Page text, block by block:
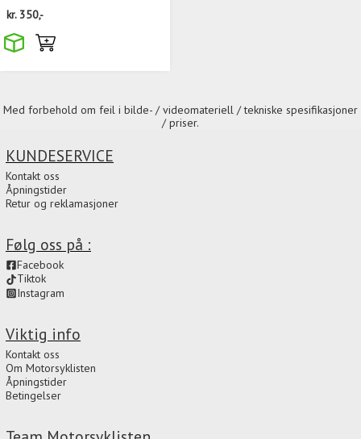
kr. 350,-
Med forbehold om feil i bilde- / videomateriell / tekniske spesifikasjoner
/ priser.
Viktig info
Kontakt oss
Om Motorsyklisten
Åpningstider
Betingelser
Følg oss på :
Facebook
Tiktok
Instagram
KUNDESERVICE
Kontakt oss
Åpningstider
Retur og reklamasjoner